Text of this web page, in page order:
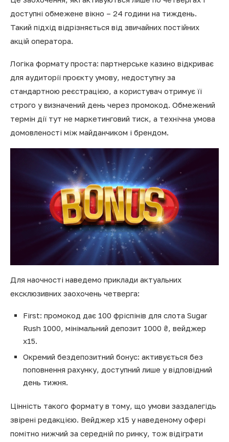
доступні обмежене вікно – 24 години на тиждень.
Такий підхід відрізняється від звичайних постійних
акцій оператора.
Логіка формату проста: партнерське казино відкриває
для аудиторії проєкту умову, недоступну за
стандартною реєстрацією, а користувач отримує її
строго у визначений день через промокод. Обмежений
термін дії тут не маркетинговий тиск, а технічна умова
домовленості між майданчиком і брендом.
Для наочності наведемо приклади актуальних
ексклюзивних заохочень четверга:
First: промокод дає 100 фріспінів для слота Sugar
Rush 1000, мінімальний депозит 1000 ₴, вейджер
x15.
Окремий бездепозитний бонус: активується без
поповнення рахунку, доступний лише у відповідний
день тижня.
Цінність такого формату в тому, що умови заздалегідь
звірені редакцією. Вейджер x15 у наведеному офері
помітно нижчий за середній по ринку, тож відіграти